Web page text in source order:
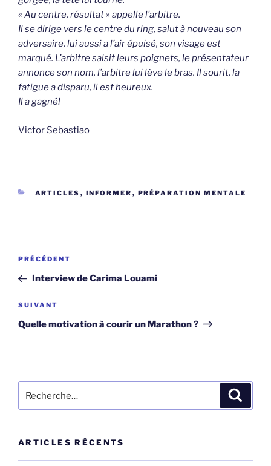
« Au centre, résultat » appelle l’arbitre.
Il se dirige vers le centre du ring, salut à nouveau son
adversaire, lui aussi a l’air épuisé, son visage est
marqué. L’arbitre saisit leurs poignets, le présentateur
annonce son nom, l’arbitre lui lève le bras. Il sourit, la
fatigue a disparu, il est heureux.
Il a gagné!
Victor Sebastiao
CATÉGORIES
ARTICLES , INFORMER , PRÉPARATION MENTALE
Navigation
l’article
Article
précédent
PRÉCÉDENT
Interview de Carima Louami
Article
suivant
SUIVANT
Quelle motivation à courir un Marathon ?
pour
ARTICLES RÉCENTS